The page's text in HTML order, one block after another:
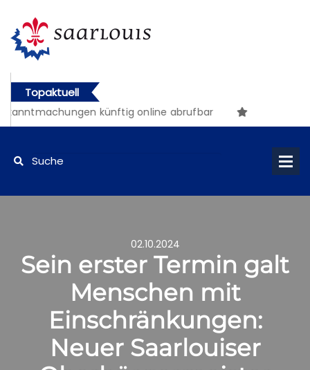
Topaktuell
künftig online abrufbar
02.10.2024
Sein erster Termin galt
Menschen mit
Einschränkungen:
Neuer Saarlouiser